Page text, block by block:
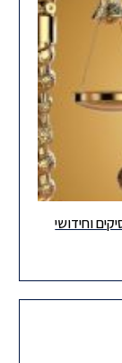
אשר משרטטים
וחידושי